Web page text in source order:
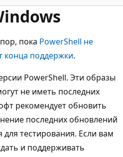
пока PowerShell не
конца поддержки.
PowerShell. Эти образы
не иметь последних
рекомендует обновить
последних обновлений
тестирования. Если вам
и поддерживать